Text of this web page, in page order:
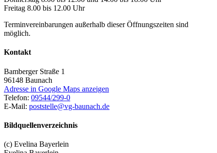
Freitag 8.00 bis 12.00 Uhr
Terminvereinbarungen außerhalb dieser Öffnungszeiten sind
möglich.
Kontakt
Bamberger Straße 1
96148 Baunach
Adresse in Google Maps anzeigen
Telefon: 09544/299-0
E-Mail: poststelle@vg-baunach.de
Bildquellenverzeichnis
(c) Evelina Bayerlein